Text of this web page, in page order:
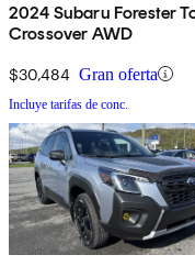
2024 Subaru Forester
Crossover AWD
$30,484 Gran oferta
Incluye tarifas de conc.